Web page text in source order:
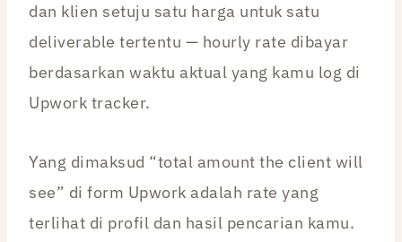
dan klien setuju satu harga untuk satu
deliverable tertentu — hourly rate dibayar
berdasarkan waktu aktual yang kamu log di
Upwork tracker.
Yang dimaksud “total amount the client will
see” di form Upwork adalah rate yang
terlihat di profil dan hasil pencarian kamu.